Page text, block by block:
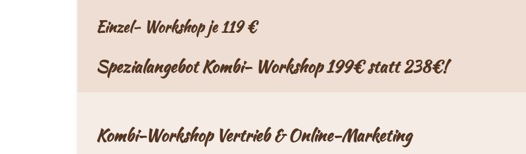
Einzel- Workshop je 119 €
Spezialangebot Kombi- Workshop 199€ statt 238€!
Kombi-Workshop Vertrieb & Online-Marketing